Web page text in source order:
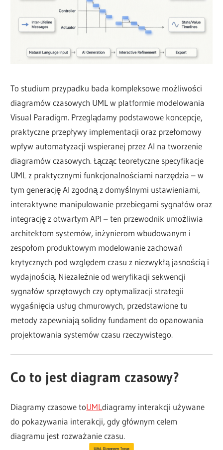
To studium przypadku bada kompleksowe możliwości
diagramów czasowych UML w platformie modelowania
Visual Paradigm. Przeglądamy podstawowe koncepcje,
praktyczne przepływy implementacji oraz przełomowy
wpływ automatyzacji wspieranej przez AI na tworzenie
diagramów czasowych. Łącząc teoretyczne specyfikacje
UML z praktycznymi funkcjonalnościami narzędzia – w
tym generację AI zgodną z domyślnymi ustawieniami,
interaktywne manipulowanie przebiegami sygnałów oraz
integrację z otwartym API – ten przewodnik umożliwia
architektom systemów, inżynierom wbudowanym i
zespołom produktowym modelowanie zachowań
krytycznych pod względem czasu z niezwykłą jasnością i
wydajnością. Niezależnie od weryfikacji sekwencji
sygnałów sprzętowych czy optymalizacji strategii
wygaśnięcia usług chmurowych, przedstawione tu
metody zapewniają solidny fundament do opanowania
projektowania systemów czasu rzeczywistego.
Co to jest diagram czasowy?
Diagramy czasowe toUMLdiagramy interakcji używane
do pokazywania interakcji, gdy głównym celem
diagramu jest rozważanie czasu.